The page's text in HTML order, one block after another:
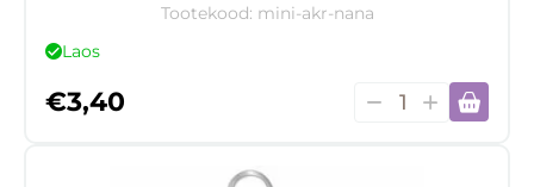
Tootekood: mini-akr-nana
Laos
€3,40
Mini
akrüülfiguur